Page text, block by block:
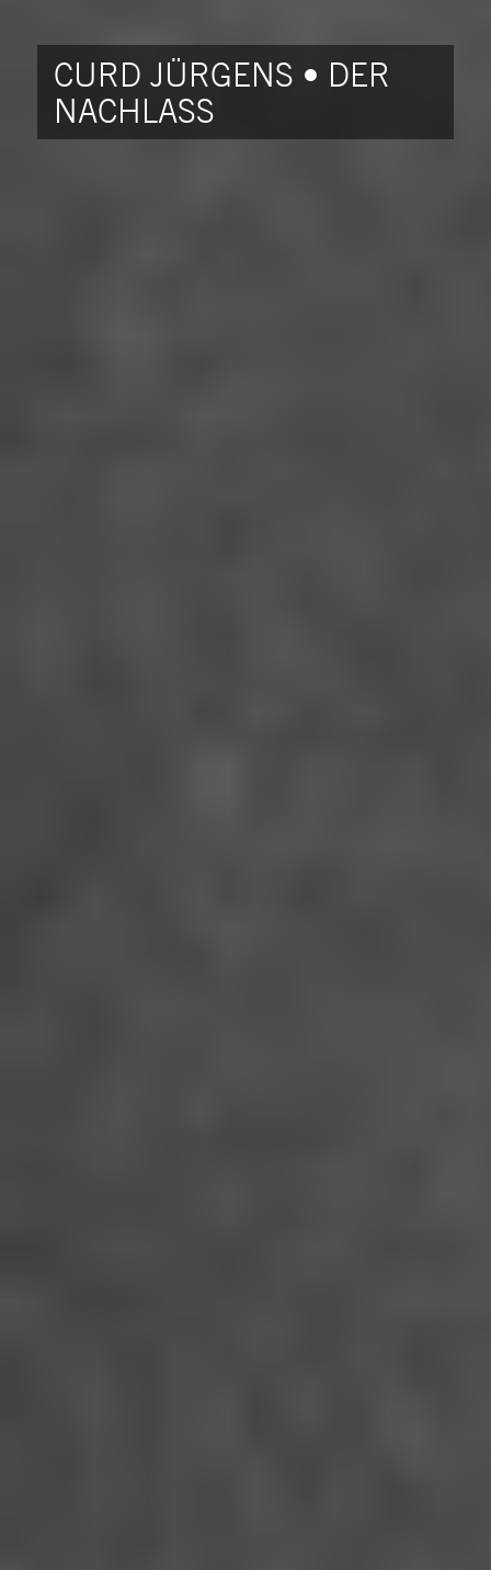
CURD JÜRGENS • DER
NACHLASS